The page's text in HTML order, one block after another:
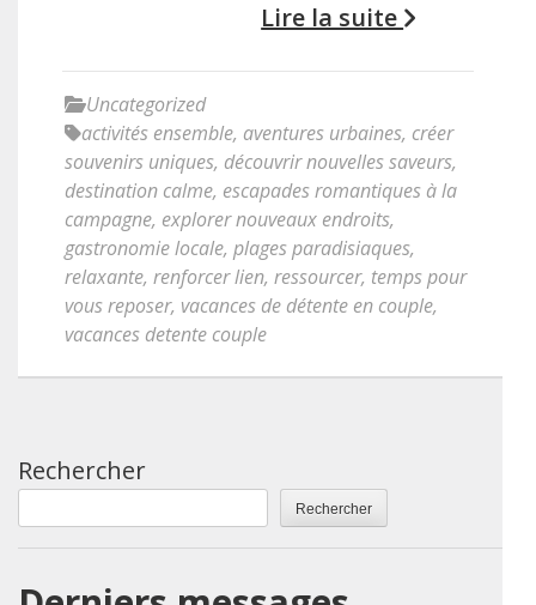
Lire la suite
Uncategorized
activités ensemble, aventures urbaines, créer
souvenirs uniques, découvrir nouvelles saveurs,
destination calme, escapades romantiques à la
campagne, explorer nouveaux endroits,
gastronomie locale, plages paradisiaques,
relaxante, renforcer lien, ressourcer, temps pour
vous reposer, vacances de détente en couple,
vacances detente couple
Rechercher
Rechercher